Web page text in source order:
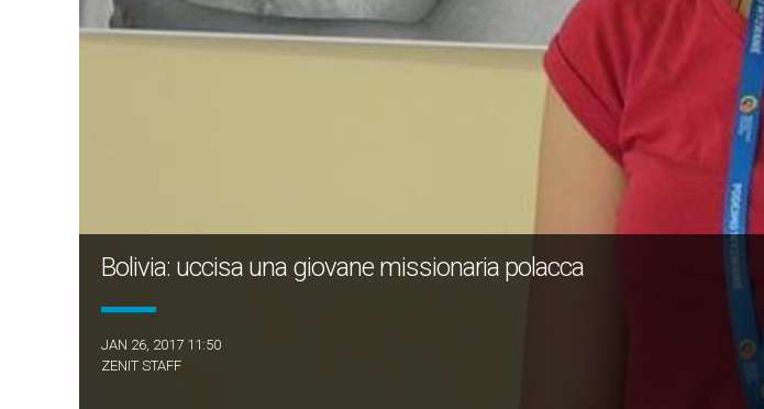
Bolivia: uccisa una giovane missionaria polacca
JAN 26, 2017 11:50
ZENIT STAFF